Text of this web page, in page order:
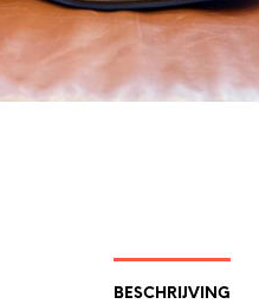
BESCHRIJVING